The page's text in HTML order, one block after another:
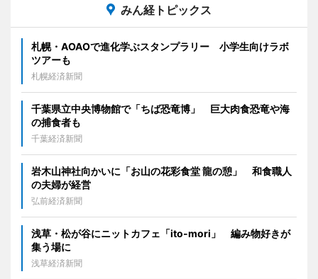
みん経トピックス
札幌・AOAOで進化学ぶスタンプラリー 小学生向けラボ
ツアーも
札幌経済新聞
千葉県立中央博物館で「ちば恐竜博」 巨大肉食恐竜や海
の捕食者も
千葉経済新聞
岩木山神社向かいに「お山の花彩食堂 龍の憩」 和食職人
の夫婦が経営
弘前経済新聞
浅草・松が谷にニットカフェ「ito-mori」 編み物好きが
集う場に
浅草経済新聞